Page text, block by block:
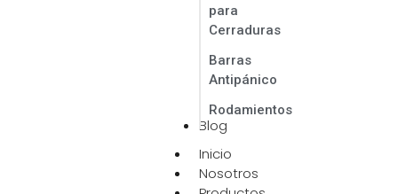
para
Cerraduras
Barras
Antipánico
Rodamientos
Blog
Inicio
Nosotros